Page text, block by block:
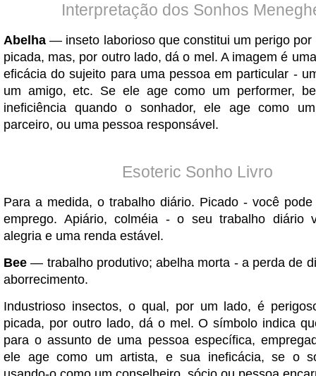
Interpretação dos Sonhos
Abelha — inseto laborioso que constitui um perigo por
picada, mas, por outro lado, dá o mel. A imagem é
eficácia do sujeito para uma pessoa em particular -
um amigo, etc. Se ele age como um performer,
ineficiência quando o sonhador, ele age como
parceiro, ou uma pessoa responsável.
Esoteric Sonho Livro
Para a medida, o trabalho diário. Picado - você
emprego. Apiário, colméia - o seu trabalho diário
alegria e uma renda estável.
Bee — trabalho produtivo; abelha morta - a perda de
aborrecimento.
Industrioso insectos, o qual, por um lado, é
picada, por outro lado, dá o mel. O símbolo indica
para o assunto de uma pessoa específica,
ele age como um artista, e sua ineficácia, se o